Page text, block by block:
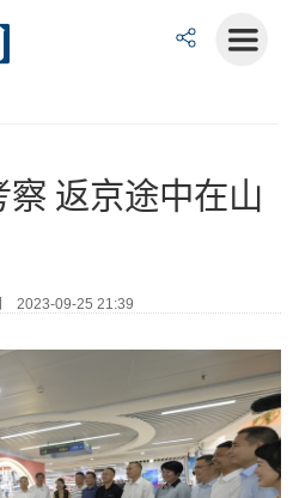
返京途中在山
2023-09-25 21:39